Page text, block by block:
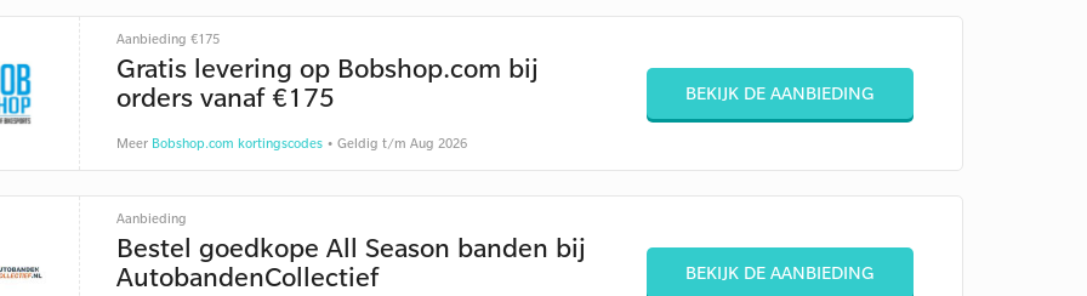
Aanbieding €175
Gratis levering op Bobshop.com bij
orders vanaf €175
Meer Bobshop.com kortingscodes• Geldig t/m Aug 2026
BEKIJK DE AANBIEDING
Aanbieding
Bestel goedkope All Season banden bij
AutobandenCollectief
BEKIJK DE AANBIEDING